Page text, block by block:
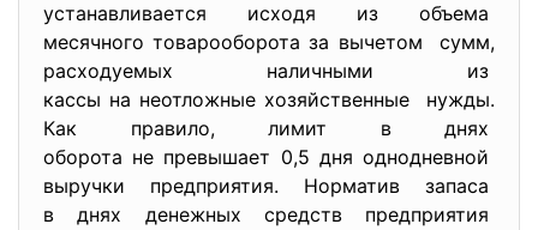
устанавливается исходя из объема
месячного товарооборота за вычетом сумм,
расходуемых наличными из
кассы на неотложные хозяйственные нужды.
Как правило, лимит в днях
оборота не превышает 0,5 дня однодневной
выручки предприятия. Норматив запаса
в днях денежных средств предприятия